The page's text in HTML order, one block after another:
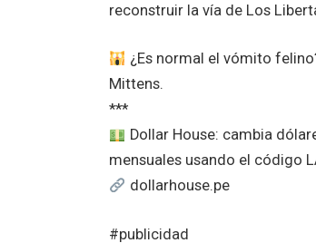
reconstruir la vía de Los
¿Es normal el vómito
Mittens.
***
Dollar House: cambia
mensuales usando el código
dollarhouse.pe
#publicidad